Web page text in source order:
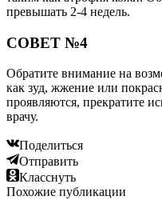
превышать 2-4 недель.
СОВЕТ №4
Обратите внимание на
как зуд, жжение или
проявляются, прекратите
врачу.
Поделиться
Отправить
Класснуть
Похожие публикации